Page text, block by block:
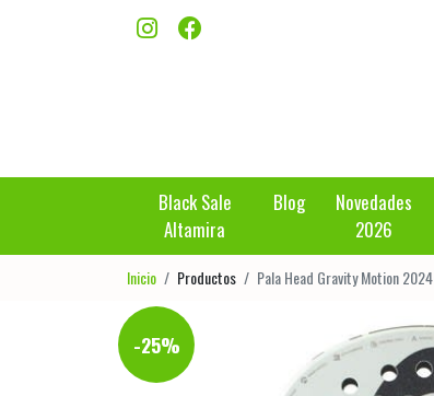
Black Sale
Altamira
Blog
Novedades
2026
Inicio Productos Pala Head Gravity Motion 2024
-25%